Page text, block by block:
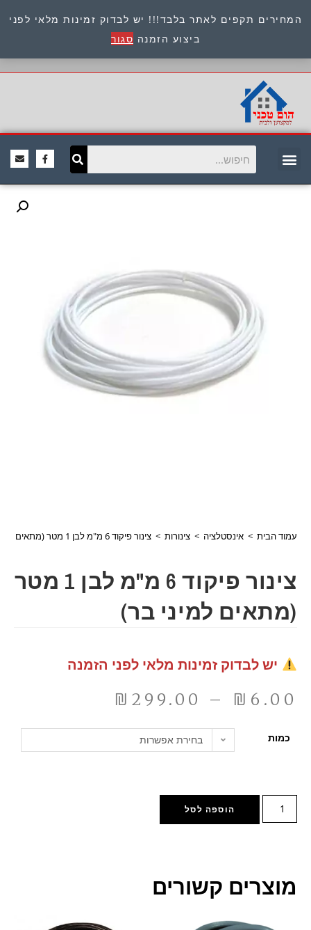
המחירים תקפים לאתר בלבד!!! יש לבדוק זמינות מלאי לפני
ביצוע הזמנה סגור
כתובת : היוזמים 9 אור יהודה שירות לקוחות 054-
8945722
עמוד הבית > אינסטלציה > צינורות > צינור פיקוד 6 מ"מ לבן 1 מטר (מתאים למיני בר)
צינור פיקוד 6 מ"מ לבן 1 מטר
(מתאים למיני בר)
יש לבדוק זמינות מלאי לפני הזמנה
₪ 6.00
–
₪299.00
כמות בחירת אפשרות
הוספה לסל
מוצרים קשורים